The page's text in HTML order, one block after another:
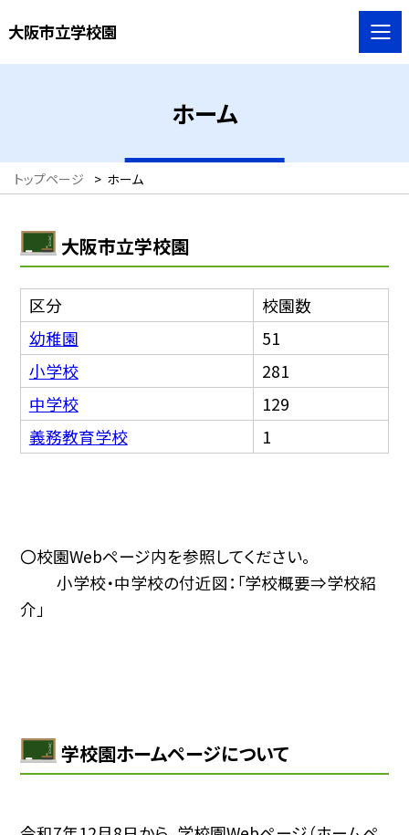
大阪市立学校園
ホーム
トップページ > ホーム
大阪市立学校園
区分
校園数
幼稚園
51
小学校
281
中学校
129
義務教育学校
1
〇校園Webページ内を参照してください。
小学校・中学校の付近図：「学校概要⇒学校紹
介」
学校園ホームページについて